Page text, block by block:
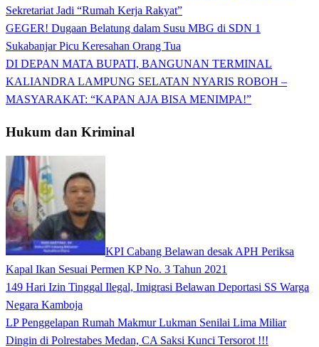
Sekretariat Jadi “Rumah Kerja Rakyat”
GEGER! Dugaan Belatung dalam Susu MBG di SDN 1
Sukabanjar Picu Keresahan Orang Tua
DI DEPAN MATA BUPATI, BANGUNAN TERMINAL
KALIANDRA LAMPUNG SELATAN NYARIS ROBOH –
MASYARAKAT: “KAPAN AJA BISA MENIMPA!”
Hukum dan Kriminal
KPI Cabang Belawan desak APH Periksa
Kapal Ikan Sesuai Permen KP No. 3 Tahun 2021
149 Hari Izin Tinggal Ilegal, Imigrasi Belawan Deportasi SS Warga
Negara Kamboja
LP Penggelapan Rumah Makmur Lukman Senilai Lima Miliar
Dingin di Polrestabes Medan, CA Saksi Kunci Tersorot !!!